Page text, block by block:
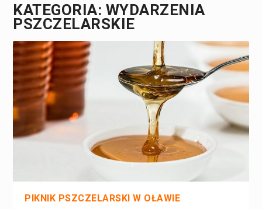
KATEGORIA: WYDARZENIA
PSZCZELARSKIE
PIKNIK PSZCZELARSKI W OŁAWIE